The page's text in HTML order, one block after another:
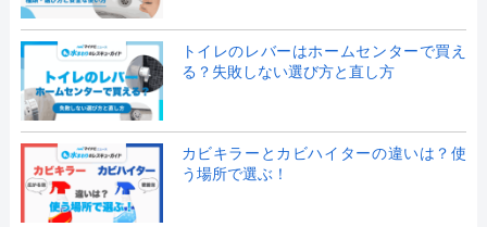
トイレのレバーはホームセンターで買え
る？失敗しない選び方と直し方
カビキラーとカビハイターの違いは？使
う場所で選ぶ！